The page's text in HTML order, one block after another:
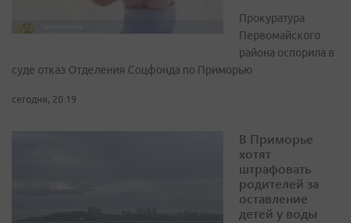
Прокуратура
Первомайского
района оспорила в
суде отказ Отделения Соцфонда по Приморью
сегодня, 20:19
В Приморье
хотят
штрафовать
родителей за
оставление
детей у воды